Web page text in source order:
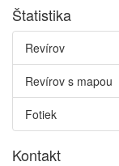
Štatistika
Revírov
Revírov s mapou
Fotiek
Kontakt